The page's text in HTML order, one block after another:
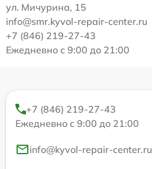
ул. Мичурина, 15
info@smr.kyvol-repair-center.ru
+7 (846) 219-27-43
Ежедневно с 9:00 до 21:00
+7 (846) 219-27-43
Ежедневно с 9:00 до 21:00
info@kyvol-repair-center.ru